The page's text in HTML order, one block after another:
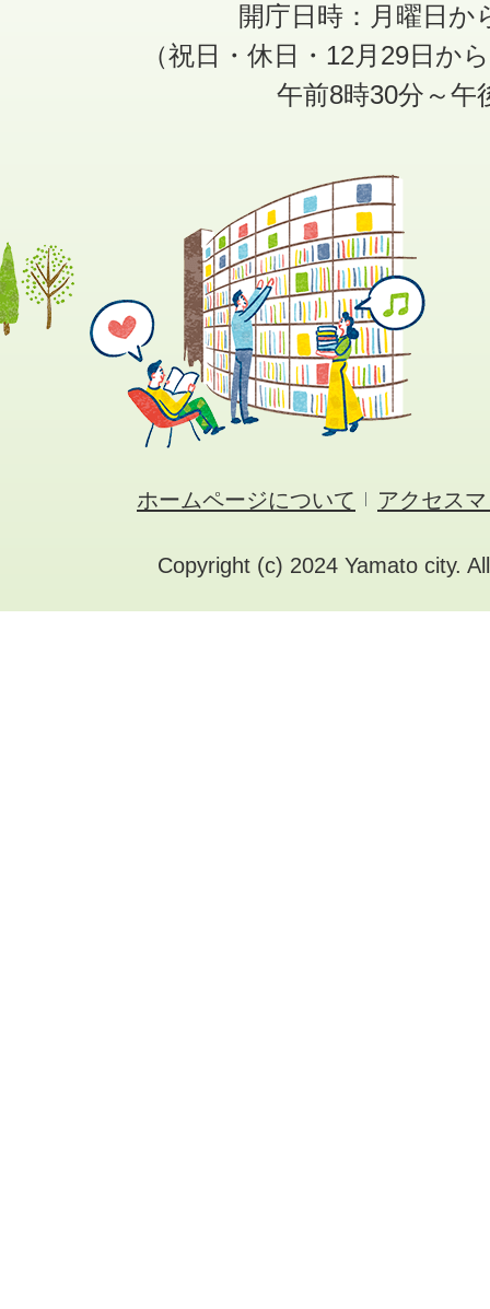
開庁日時：月曜日か
（祝日・休日・12月29日か
午前8時30分～午
ホームページについて アクセス
Copyright (c) 2024 Yamato city.